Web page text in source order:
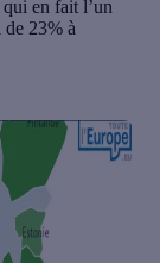
en fait l’un
23% à